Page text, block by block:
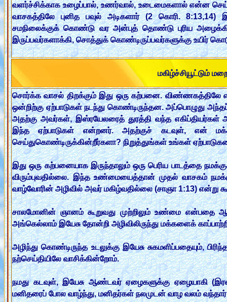
வளர்ச்சிக்காக உழைப்பால், உணர்வால், உடைமைகளால் என்ன
வாசகத்திலே புனித பவுல் அடிகளார் (2 கொரி.
சமநிலைக்குக் கொண்டு வர அன்புத் தொண்டு புரிய
இருப்பவர்களாக்கி, சொத்துக் கொண்டிருப்பவர்களுக்கு உயிர்
மகிழ்ச்சியூட்டும்
சொர்க்க வாசல் திறக்கும் இது ஒரு கற்பனை. விண்ணகத்திலே
ஒன்றிற்கு ஏற்பாடுகள் நடந்து கொண்டிருந்தன. அப்பொழுது
அதற்கு அவர்கள், இஸ்ரயேலரைத் துரத்தி வந்த
இந்த ஏற்பாடுகள் என்றனர். அதற்குச் கடவுள், என்
செய்துகொண்டிருக்கின்றீர்களா? நிறுத்துங்கள் உங்கள்
இது ஒரு கற்பனையாக இருந்தாலும் ஒரு பெரிய பாடத்தை
விரும்புவதில்லை. இந்த உண்மையைத்தான் முதல் வாசகம்
வாழ்வோரின் அழிவில் அவர் மகிழ்வதில்லை (சாஞா 1:13) என்று
சாலமோனின் ஞானம் கூறுவது முற்றிலும் உண்மை என்பதை
அங்கெல்லாம் இயேசு தோன்றி அழிவிலிருந்து மக்களைக்
அழிந்து கொண்டிருந்த உடலுக்கு இயேசு சுகமளிப்பதையும்,
நற்செய்தியிலே வாசிக்கின்றோம்.
நமது கடவுள், இயேசு ஆண்டவர் ஏழைகளுக்கு ஏழையாகி
மனிதரைப் போல வாழ்ந்து, மனிதர்கள் நலமுடன் வாழ வலம்